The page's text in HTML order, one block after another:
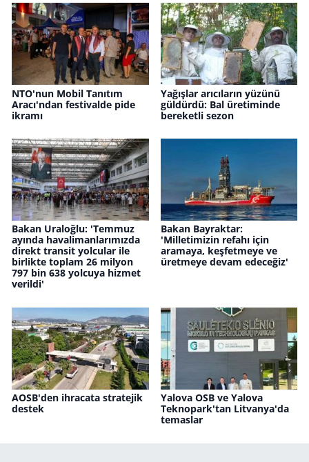
NTO'nun Mobil Tanıtım
Aracı'ndan festivalde pide
ikramı
Yağışlar arıcıların yüzünü
güldürdü: Bal üretiminde
bereketli sezon
Bakan Uraloğlu: 'Temmuz
ayında havalimanlarımızda
direkt transit yolcular ile
birlikte toplam 26 milyon
797 bin 638 yolcuya hizmet
verildi'
Bakan Bayraktar:
'Milletimizin refahı için
aramaya, keşfetmeye ve
üretmeye devam edeceğiz'
AOSB'den ihracata stratejik
destek
Yalova OSB ve Yalova
Teknopark'tan Litvanya'da
temaslar